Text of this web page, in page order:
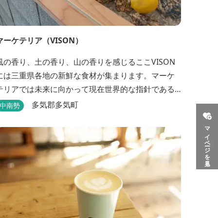
マイページを見る
ーケテリア（VISON）
の香り、土の香り、山の香りを感じるここVISON
は三重県各地の新鮮な食材が集まります。マーケ
リアでは未来に向かって現在世界的な指針である
の理念に基づき「地球の未来は今日の食事か
ミシュランシェフ監修の元農家・漁業者・畜産業
様の食材をふんだんに使用することはもとより、
...
南勢 多気郡多気町